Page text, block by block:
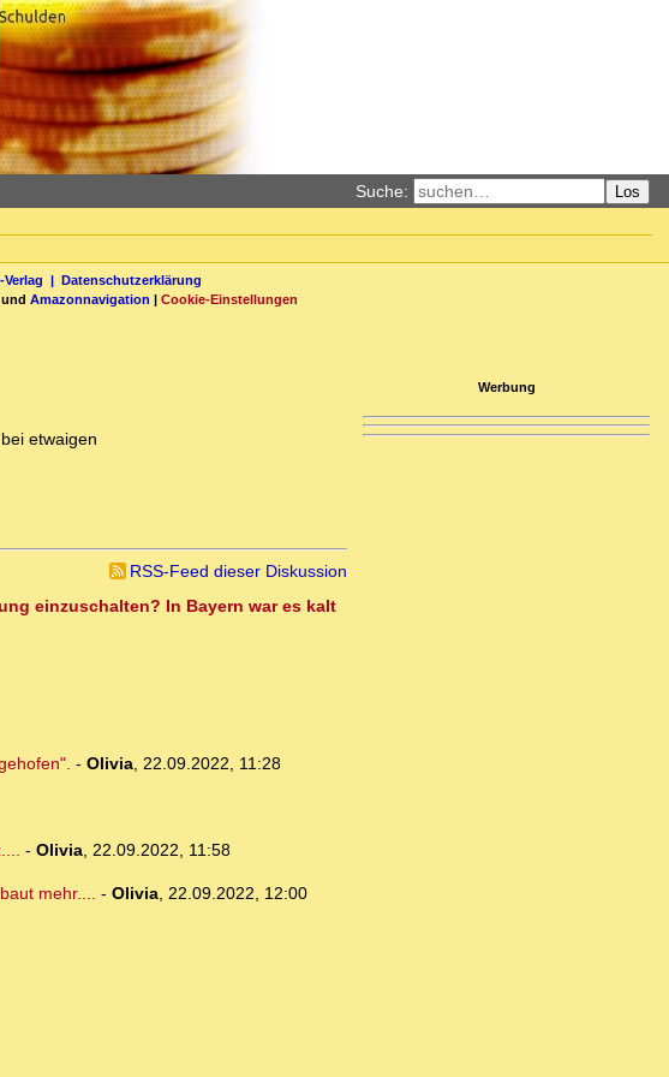
Suche: Los
Verlag | Datenschutzerklärung
und Amazonnavigation | Cookie-Einstellungen
etwaigen
RSS-Feed dieser Diskussion
einzuschalten? In Bayern war es kalt
- Olivia, 22.09.2022, 11:28
- Olivia, 22.09.2022, 11:58
mehr.... - Olivia, 22.09.2022, 12:00
Werbung